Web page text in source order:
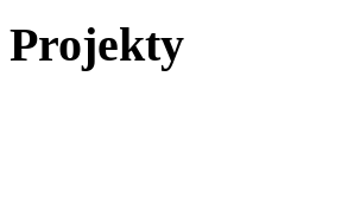
Projekty